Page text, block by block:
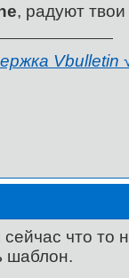
, радуют
Vbulletin
что то
шаблон.